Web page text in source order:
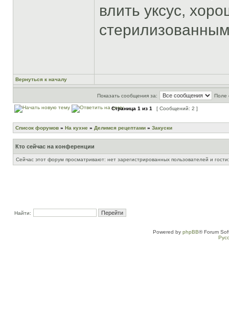
влить уксус,
Вернуться к началу
Показать сообщения за: Поле
Страница 1 из 1 [ Сообщений: 2 ]
Список форумов » На кухне » Делимся рецептами » Закуски
Кто сейчас на конференции
Сейчас этот форум просматривают: нет зарегистрированных пользователей и
Найти:
Powered by phpBB® Forum